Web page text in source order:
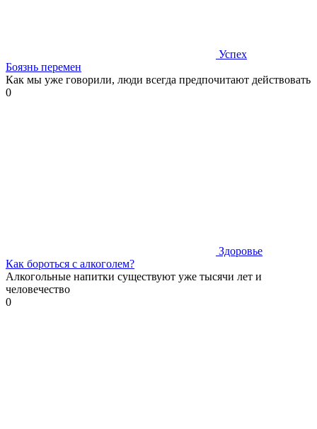
Успех
Боязнь перемен
Как мы уже говорили, люди всегда предпочитают действовать
0
Здоровье
Как бороться с алкоголем?
Алкогольные напитки существуют уже тысячи лет и
человечество
0